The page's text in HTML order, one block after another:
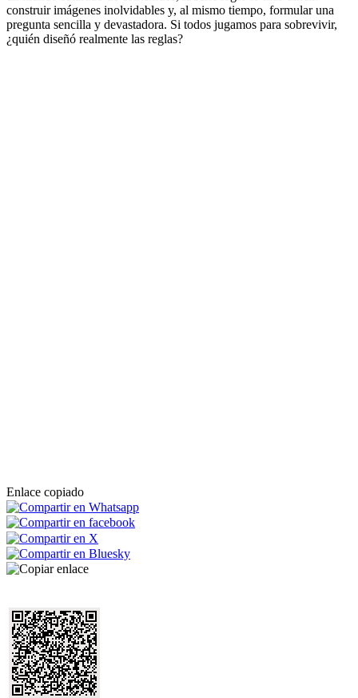
construir imágenes inolvidables y, al mismo tiempo, formular una
pregunta sencilla y devastadora. Si todos jugamos para sobrevivir,
¿quién diseñó realmente las reglas?
Enlace copiado